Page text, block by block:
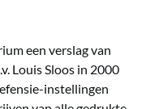
een verslag van
Louis Sloos in 2000
instellingen